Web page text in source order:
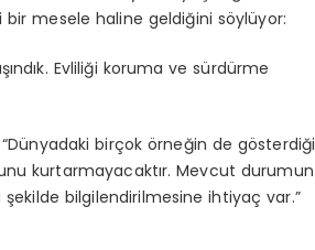
mesele haline geldiğini söylüyor:
Evliliği koruma ve sürdürme
birçok örneğin de gösterdiği
kurtarmayacaktır. Mevcut durumun
bilgilendirilmesine ihtiyaç var.”